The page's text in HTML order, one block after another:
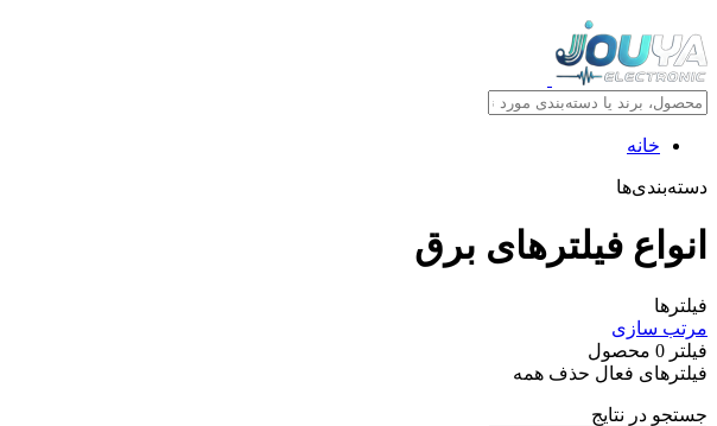
خانه
دسته‌بندی‌ها
انواع فیلترهای برق
فیلترها
مرتب سازی
فیلتر 0 محصول
فیلترهای فعال حذف همه
جستجو در نتایج